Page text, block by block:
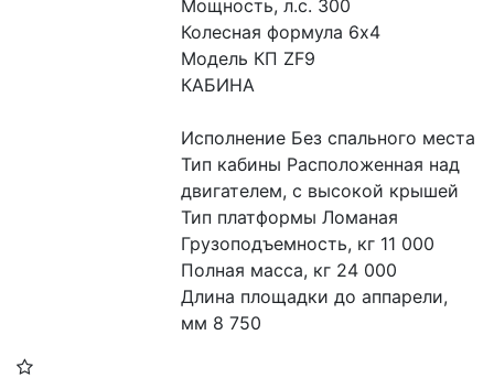
Мощность, л.с. 300
Колесная формула 6х4
Модель КП ZF9
КАБИНА
Исполнение Без спального места
Тип кабины Расположенная над
двигателем, с высокой крышей
Тип платформы Ломаная
Грузоподъемность, кг 11 000
Полная масса, кг 24 000
Длина площадки до аппарели,
мм 8 750